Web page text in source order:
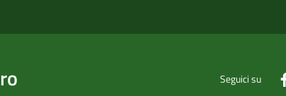
Seguici su